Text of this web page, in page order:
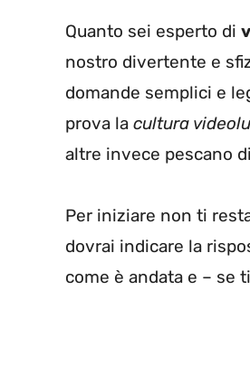
Quanto sei esperto di
nostro divertente e
domande semplici e
prova la cultura
altre invece pescano
Per iniziare non ti
dovrai indicare la
come è andata e – se